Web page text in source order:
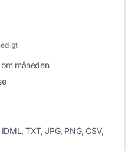
måneden
TXT, JPG, PNG, CSV,